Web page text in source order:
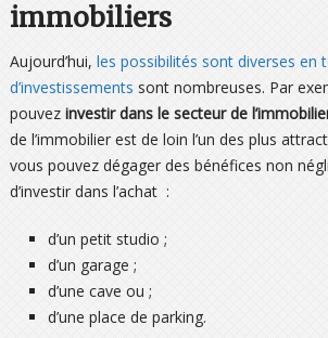
immobiliers
Aujourd’hui, les possibilités sont diverses en
d’investissements sont nombreuses. Par
pouvez investir dans le secteur de
de l’immobilier est de loin l’un des plus
vous pouvez dégager des bénéfices non
d’investir dans l’achat :
d’un petit studio ;
d’un garage ;
d’une cave ou ;
d’une place de parking.